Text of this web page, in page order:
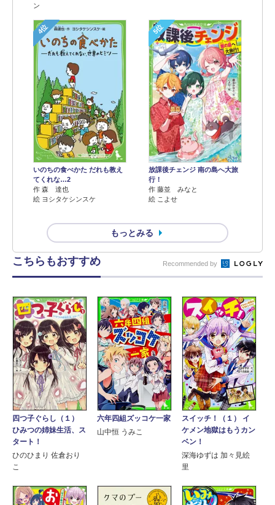
ン
4位
いのちの食べかた だれも教え
てくれな…2
作 森 達也
絵 ヨシタケシンスケ
5位
放課後チェンジ 南の島へ大旅
行！
作 藤並 みなと
絵 こよせ
もっとみる
こちらもおすすめ Recommended by
四つ子ぐらし（１）
ひみつの姉妹生活、ス
タート！
ひのひまり 佐倉おり
こ
六年四組ズッコケ一家
山中恒 うみこ
スイッチ！（１） イ
ケメン地獄はもうカン
ベン！
深海ゆずは 加々見絵
里